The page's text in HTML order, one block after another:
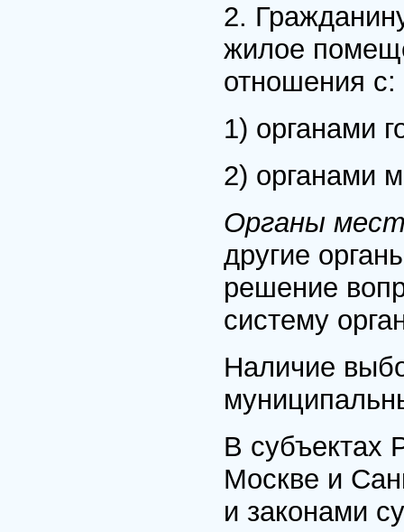
2.
жилое
отношения с:
1) органами
2) органами
Органы
другие
решение
систему
Наличие
В субъектах
Москве и
и законами